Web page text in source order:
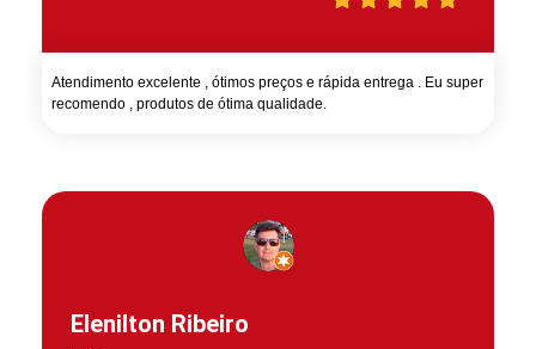
Atendimento excelente , ótimos preços e rápida entrega . Eu super
recomendo , produtos de ótima qualidade.
Elenilton Ribeiro